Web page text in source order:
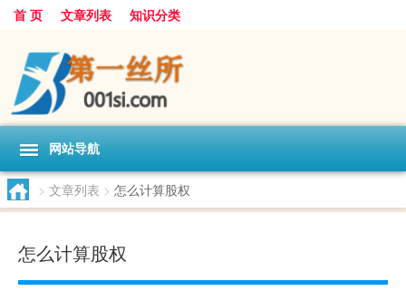
首 页 文章列表 知识分类
网站导航
> 文章列表 > 怎么计算股权
怎么计算股权